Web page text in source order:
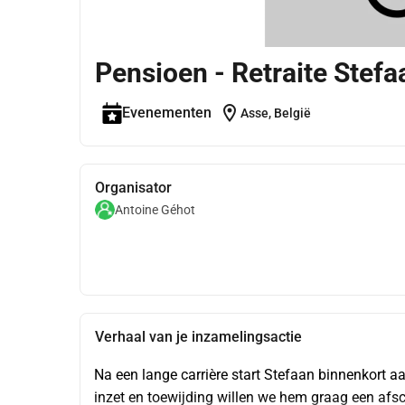
Pensioen - Retraite
Evenementen location_on Asse, België
Organisator
Antoine Géhot
Verhaal van je inzamelingsactie
Na een lange carrière start Stefaan binnenkort
inzet en toewijding willen we hem graag een